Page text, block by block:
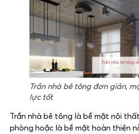
Trần nhà bê tông đơn giản,
lực tốt
Trần nhà bê tông là bề mặt nội
phòng hoặc là bề mặt hoàn thiện